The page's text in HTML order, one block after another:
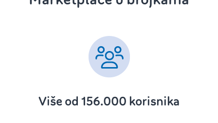
Više od 156.000 korisnika